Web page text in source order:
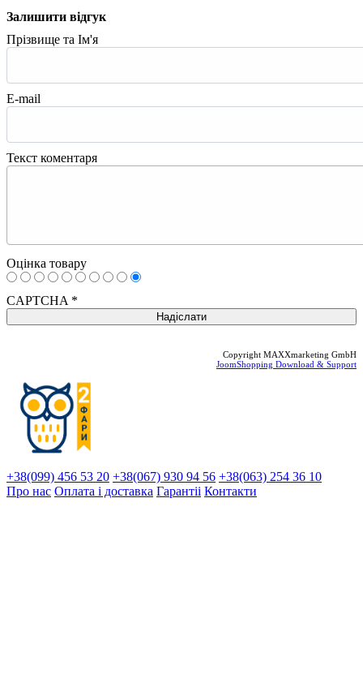
Залишити відгук
Прізвище та Ім'я
E-mail
Текст коментаря
Оцінка товару
CAPTCHA *
Copyright MAXXmarketing GmbH
JoomShopping Download & Support
+38(099) 456 53 20 +38(067) 930 94 56 +38(063) 254 36 10
Про нас Оплата і доставка Гарантіi Контакти